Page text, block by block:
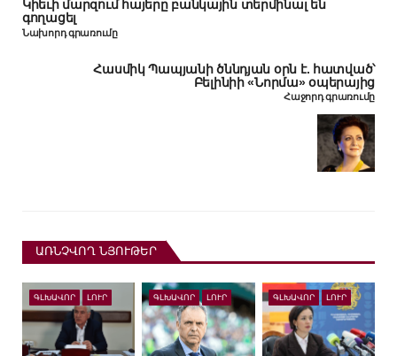
Կիեւի մարզում հայերը բանկային տերմինալ են
գողացել
Նախորդ գրառումը
Հասմիկ Պապյանի ծննդյան օրն է. հատված՝
Բելինիի «Նորմա» օպերայից
Հաջորդ գրառումը
ԱՌՆՉՎՈՂ ՆՅՈՒԹԵՐ
ԳԼԽԱՎՈՐ ԼՈՒՐ ԳԼԽԱՎՈՐ ԼՈՒՐ ԳԼԽԱՎՈՐ ԼՈՒՐ